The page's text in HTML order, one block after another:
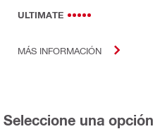
ULTIMATE
MÁS INFORMACIÓN
Seleccione una opción